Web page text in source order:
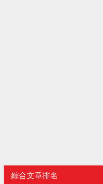
綜合文章排名